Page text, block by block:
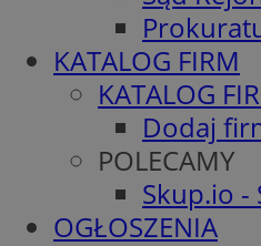
KATALOG FIRM
KATALOG
Dodaj
POLECAMY
Skup.io -
OGŁOSZENIA